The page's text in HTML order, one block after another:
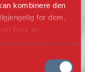
kombinere den
for dem,
bruk av
venta på
rause tilskottet